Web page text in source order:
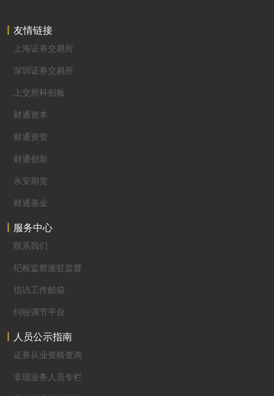
友情链接
上海证券交易所
深圳证券交易所
上交所科创板
财通资本
财通资管
财通创新
永安期货
财通基金
服务中心
联系我们
纪检监察派驻监督
信访工作邮箱
纠纷调节平台
人员公示指南
证券从业资格查询
非现业务人员专栏